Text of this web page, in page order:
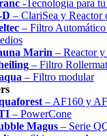
-Tecnología para
– ClariSea y Reactor
– Filtro Automático
Marin – Reactor
– Filtro Rollermat
– Filtro modular
– AF160 y
– PowerCone
Magus – Serie